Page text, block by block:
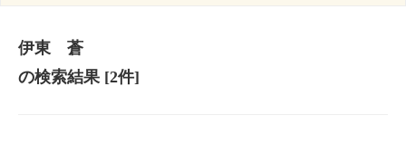
伊東 蒼
の検索結果[2件]